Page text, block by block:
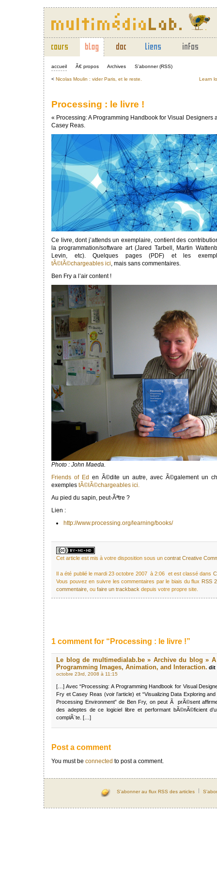
accueil Ã€ propos Archives S’abonner (RSS)
< Nicolas Moulin : vider Paris, et le reste. Learn
Processing : le livre !
« Processing: A Programming Handbook for Visual Designers
Casey Reas.
Ce livre, dont j’attends un exemplaire, contient des
la programmation/software art (Jared Tarbell, Martin
Levin, etc). Quelques pages (PDF) et les
tÃ©lÃ©chargeables ici, mais sans commentaires.
Ben Fry a l’air content !
Photo : John Maeda.
Friends of Ed en Ã©dite un autre, avec Ã©galement un
exemples tÃ©lÃ©chargeables ici.
Au pied du sapin, peut-Ãªtre ?
Lien :
http://www.processing.org/learning/books/
Cet article est mis à votre disposition sous un contrat Creative
Il a été publié le mardi 23 octobre 2007 à 2:06 et est classé dans
Vous pouvez en suivre les commentaires par le biais du flux RSS
commentaire , ou faire un trackback depuis votre propre site.
1 comment for “Processing : le livre !”
Le blog de multimedialab.be » Archive du blog » A
Programming Images, Animation, and Interaction. dit
octobre 23rd, 2008 à 11:15
[…] Avec “Processing: A Programming Handbook for Visual
Fry et Casey Reas (voir l’article) et “Visualizing Data Exploring
Processing Environment” de Ben Fry, on peut Ã prÃ©sent
des adeptes de ce logiciel libre et performant bÃ©nÃ©ficient
complÃ¨te. […]
Post a comment
You must be connected to post a comment.
S'abonner au flux RSS des articles